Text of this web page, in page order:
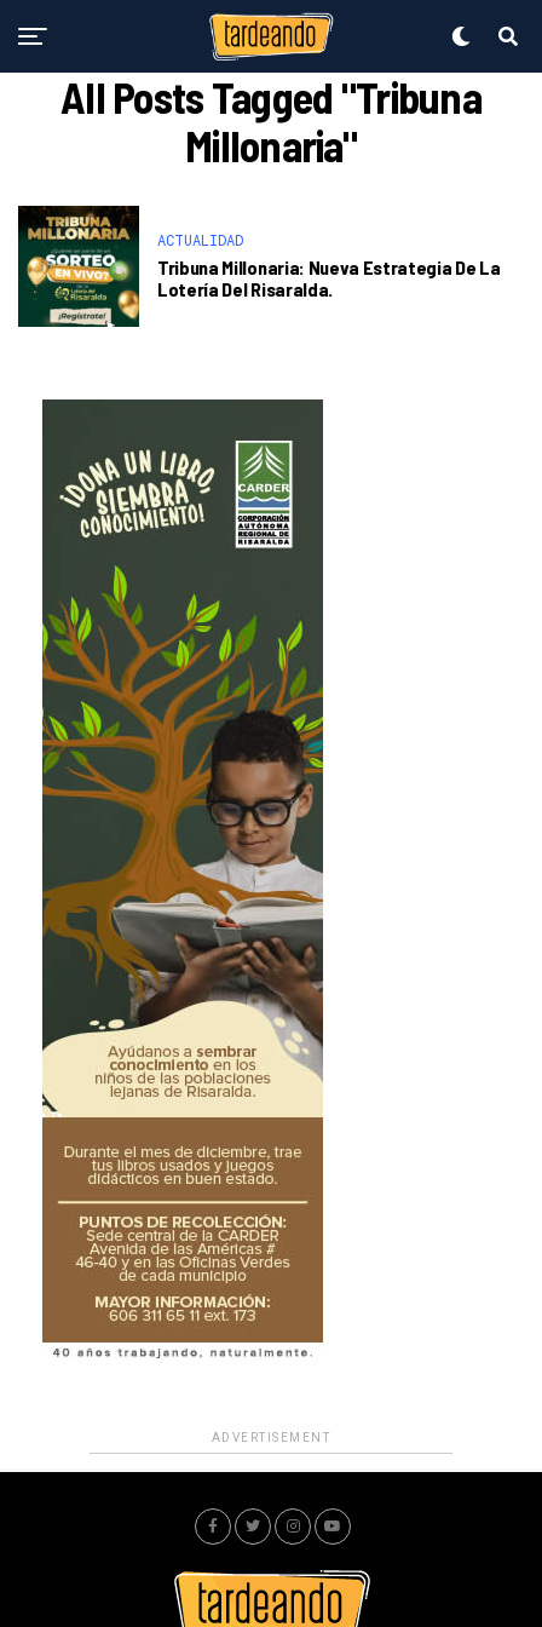
All Posts Tagged "Tribuna
Millonaria"
ACTUALIDAD
Tribuna Millonaria: Nueva Estrategia De La
Lotería Del Risaralda.
ADVERTISEMENT